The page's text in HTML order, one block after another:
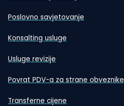
Poslovno savjetovanje
Konsalting usluge
Usluge revizije
Povrat PDV-a za strane obveznike
Transferne cijene